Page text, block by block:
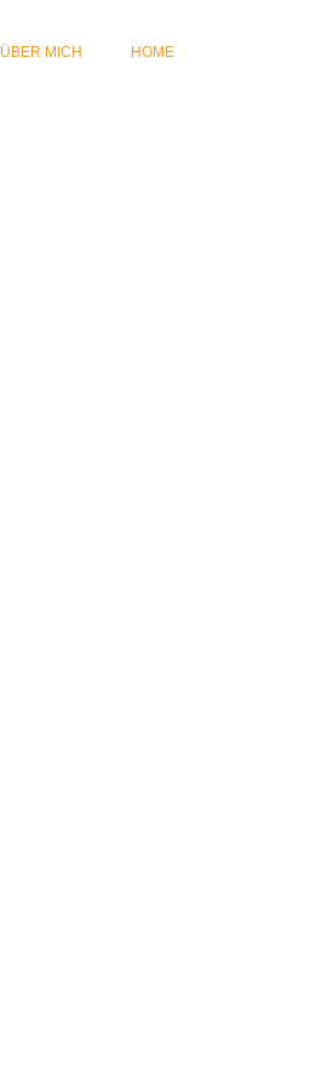
ÜBER MICH HOME